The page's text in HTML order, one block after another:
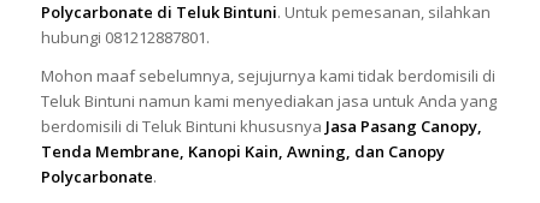
Polycarbonate di Teluk Bintuni. Untuk pemesanan, silahkan
hubungi 081212887801.
Mohon maaf sebelumnya, sejujurnya kami tidak berdomisili di
Teluk Bintuni namun kami menyediakan jasa untuk Anda yang
berdomisili di Teluk Bintuni khususnya Jasa Pasang Canopy,
Tenda Membrane, Kanopi Kain, Awning, dan Canopy
Polycarbonate.